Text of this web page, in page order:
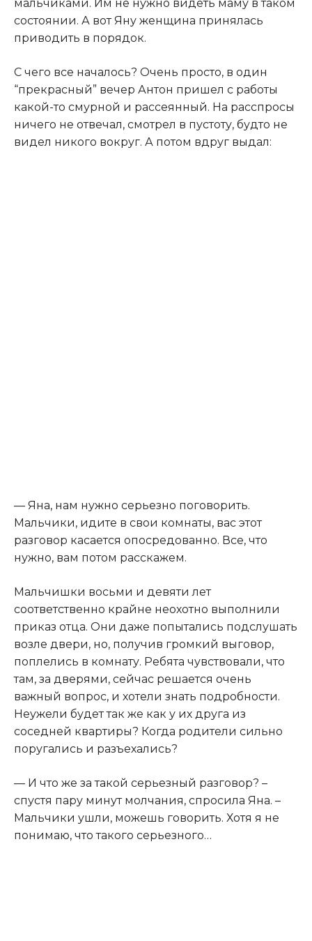
мальчиками. Им не нужно видеть маму в таком
состоянии. А вот Яну женщина принялась
приводить в порядок.
С чего все началось? Очень просто, в один
“прекрасный” вечер Антон пришел с работы
какой-то смурной и рассеянный. На расспросы
ничего не отвечал, смотрел в пустоту, будто не
видел никого вокруг. А потом вдруг выдал:
— Яна, нам нужно серьезно поговорить.
Мальчики, идите в свои комнаты, вас этот
разговор касается опосредованно. Все, что
нужно, вам потом расскажем.
Мальчишки восьми и девяти лет
соответственно крайне неохотно выполнили
приказ отца. Они даже попытались подслушать
возле двери, но, получив громкий выговор,
поплелись в комнату. Ребята чувствовали, что
там, за дверями, сейчас решается очень
важный вопрос, и хотели знать подробности.
Неужели будет так же как у их друга из
соседней квартиры? Когда родители сильно
поругались и разъехались?
— И что же за такой серьезный разговор? –
спустя пару минут молчания, спросила Яна. –
Мальчики ушли, можешь говорить. Хотя я не
понимаю, что такого серьезного…